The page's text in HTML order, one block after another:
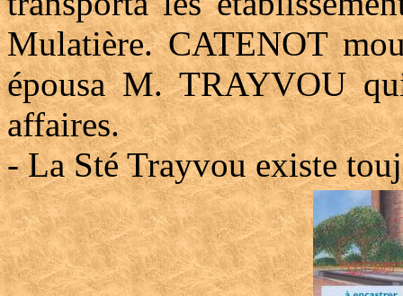
Mulatière. CATENOT
épousa M. TRAYVOU
affaires.
- La Sté Trayvou existe